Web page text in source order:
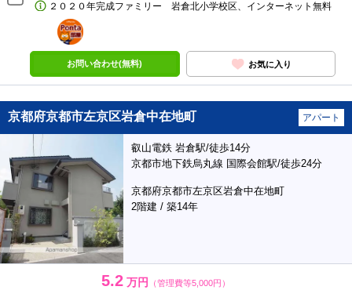
２０２０年完成ファミリー 岩倉北小学校区、インターネット無料
ポンタ
部屋
お問い合わせ(無料) お気に入り
京都府京都市左京区岩倉中在地町 アパート
叡山電鉄 岩倉駅/徒歩14分
京都市地下鉄烏丸線 国際会館駅/徒歩24分
京都府京都市左京区岩倉中在地町
2階建 / 築14年
5.2 万円 （管理費等5,000円）